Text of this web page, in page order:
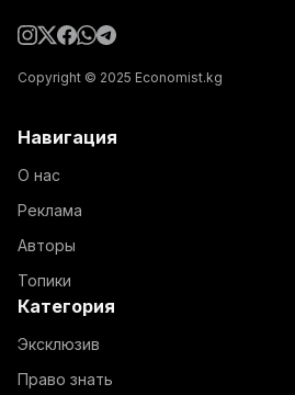
Copyright © 2025 Economist.kg
Навигация
О нас
Реклама
Авторы
Топики
Категория
Эксклюзив
Право знать